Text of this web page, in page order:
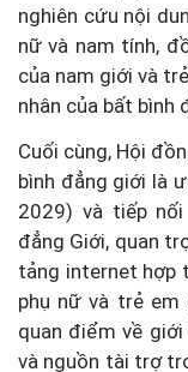
nghiên cứu nội
nữ và nam tính,
của nam giới và
nhân của bất bình
Cuối cùng, Hội
bình đẳng giới là
2029) và tiếp
đẳng Giới, quan
tảng internet hợp
phụ nữ và trẻ em
quan điểm về
và nguồn tài trợ